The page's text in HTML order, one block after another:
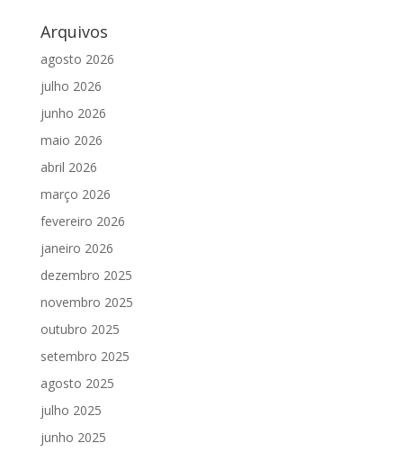
Arquivos
agosto 2026
julho 2026
junho 2026
maio 2026
abril 2026
março 2026
fevereiro 2026
janeiro 2026
dezembro 2025
novembro 2025
outubro 2025
setembro 2025
agosto 2025
julho 2025
junho 2025